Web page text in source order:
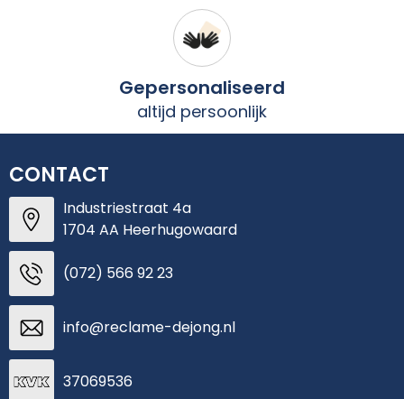
Gepersonaliseerd
altijd persoonlijk
CONTACT
Industriestraat 4a
1704 AA Heerhugowaard
(072) 566 92 23
info@reclame-dejong.nl
37069536